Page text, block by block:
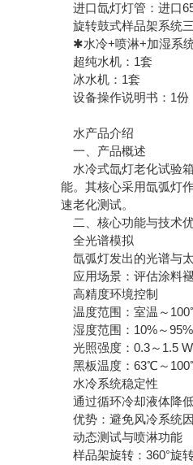
进口氙灯灯管：进口
旋转鼓式样品架系统
✱水冷+喷淋+加湿系
超纯水机：1套
冰水机：1套
设备操作说明书：1份
水产品介绍
一、产品概述
水冷式氙灯老化试验
能。其核心采用氙弧灯
速老化测试。
二、核心功能与技术
全光谱模拟
氙弧灯发出的光谱与
应用场景：评估涂料
高精度环境控制
温度范围：室温～
湿度范围：10%～
光照强度：0.3～1.5
黑板温度：63℃～
水冷系统稳定性
通过循环冷却液体降
优势：避免风冷系统
动态测试与喷淋功能
样品架旋转：360°旋